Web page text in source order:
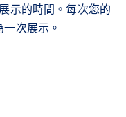
示的時間。每次您的
次展示。